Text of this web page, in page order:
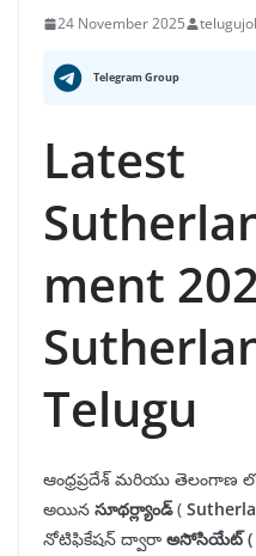
24 November 2025
Telegram Group
Latest
ment
Telugu
ఆంధ్రప్రదేశ్ మరియు తెలంగాణ
అయిన సూథర్ల్యాండ్(
నోటిఫికేషన్ ద్వారా అసోసియేట్ (